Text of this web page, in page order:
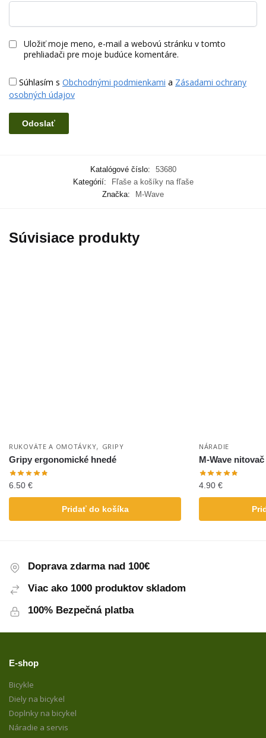
Uložiť moje meno, e-mail a webovú stránku v tomto
prehliadači pre moje budúce komentáre.
Súhlasím s Obchodnými podmienkami a Zásadami ochrany
osobných údajov
Katalógové číslo:
53680
Kategórií:
Fľaše a košíky na fľaše
Značka:
M-Wave
Súvisiace produkty
RUKOVÄTE A OMOTÁVKY, GRIPY
Gripy ergonomické hnedé
6.50 €
Pridať do košíka
NÁRADIE
M-Wave
4.90 €
Doprava zdarma nad 100€
Viac ako 1000 produktov skladom
100% Bezpečná platba
E-shop
Bicykle
Diely na bicykel
Doplnky na bicykel
Náradie a servis